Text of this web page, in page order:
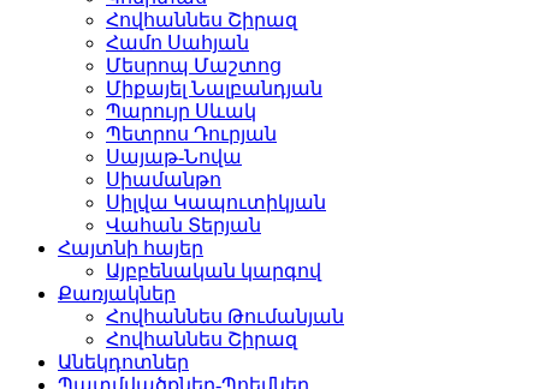
Հովհաննես Շիրազ
Համո Սահյան
Մեսրոպ Մաշտոց
Միքայել Նալբանդյան
Պարույր Սևակ
Պետրոս Դուրյան
Սայաթ-Նովա
Սիամանթո
Սիլվա Կապուտիկյան
Վահան Տերյան
Հայտնի հայեր
Այբբենական կարգով
Քառյակներ
Հովհաննես Թումանյան
Հովհաննես Շիրազ
Անեկդոտներ
Պատմվածքներ-Պոեմներ